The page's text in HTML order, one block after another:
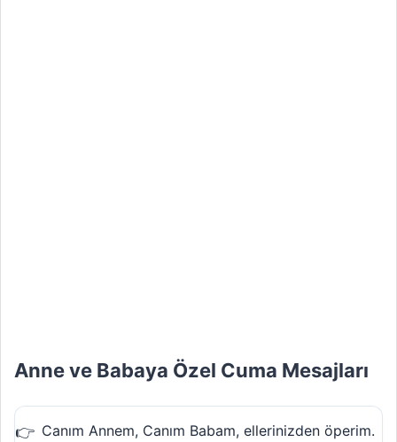
Anne ve Babaya Özel Cuma Mesajları
Canım Annem, Canım Babam, ellerinizden öperim.